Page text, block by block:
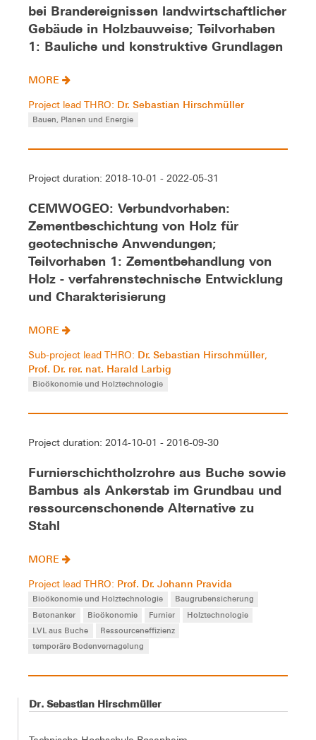
bei Brandereignissen landwirtschaftlicher
Gebäude in Holzbauweise; Teilvorhaben
1: Bauliche und konstruktive Grundlagen
MORE
Project lead THRO: Dr. Sebastian Hirschmüller
Bauen, Planen und Energie
Project duration: 2018-10-01 - 2022-05-31
CEMWOGEO: Verbundvorhaben:
Zementbeschichtung von Holz für
geotechnische Anwendungen;
Teilvorhaben 1: Zementbehandlung von
Holz - verfahrenstechnische Entwicklung
und Charakterisierung
MORE
Sub-project lead THRO: Dr. Sebastian Hirschmüller,
Prof. Dr. rer. nat. Harald Larbig
Bioökonomie und Holztechnologie
Project duration: 2014-10-01 - 2016-09-30
Furnierschichtholzrohre aus Buche sowie
Bambus als Ankerstab im Grundbau und
ressourcenschonende Alternative zu
Stahl
MORE
Project lead THRO: Prof. Dr. Johann Pravida
Bioökonomie und Holztechnologie
Baugrubensicherung
Betonanker
Bioökonomie Furnier
Holztechnologie
LVL aus Buche
Ressourceneffizienz
temporäre Bodenvernagelung
Dr. Sebastian Hirschmüller